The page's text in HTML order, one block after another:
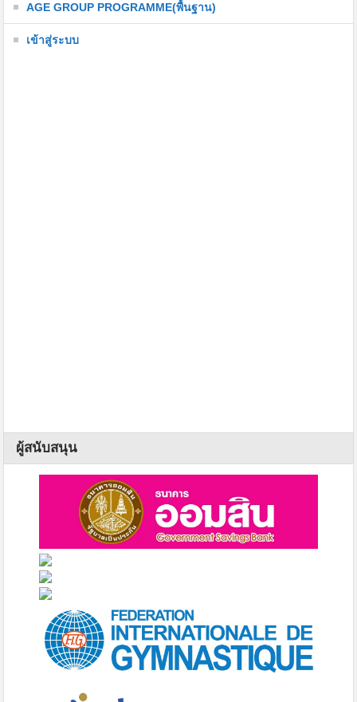
AGE GROUP PROGRAMME(พื้นฐาน)
เข้าสู่ระบบ
ผู้สนับสนุน